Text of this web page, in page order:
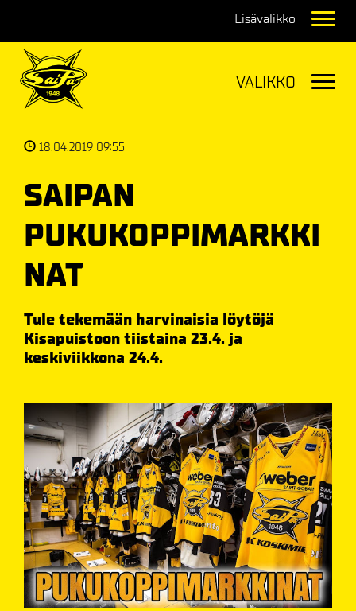
18.04.2019 09:55
SAIPAN
PUKUKOPPIMARKKI
NAT
Tule tekemään harvinaisia löytöjä
Kisapuistoon tiistaina 23.4. ja
keskiviikkona 24.4.